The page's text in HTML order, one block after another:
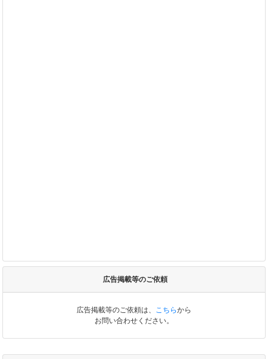
広告掲載等のご依頼
広告掲載等のご依頼は、 こちらから
お問い合わせください。